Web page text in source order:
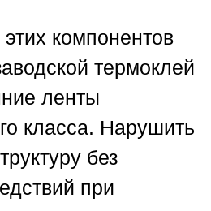
компонентов
термоклей
ленты
класса. Нарушить
без
при